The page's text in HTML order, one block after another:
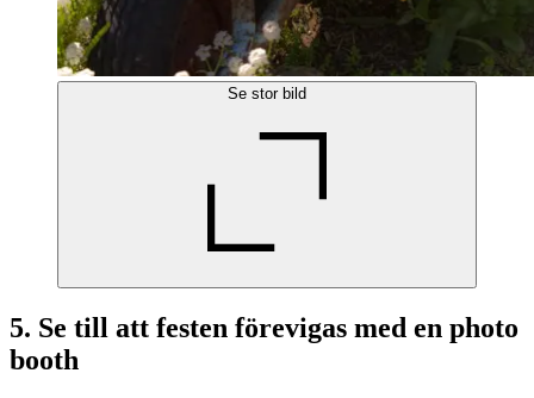
Se stor bild
5. Se till att festen förevigas med en photo
booth